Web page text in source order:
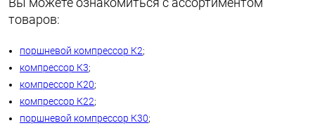
товаров:
поршневой компрессор К2;
компрессор К3;
компрессор К20;
компрессор К22;
поршневой компрессор К30;